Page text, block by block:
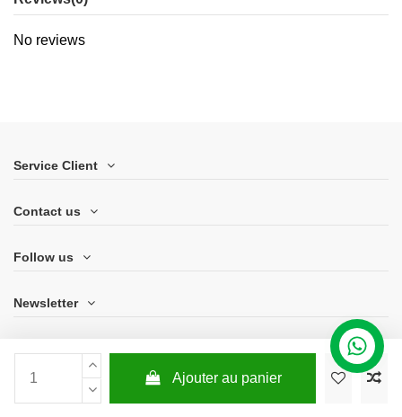
Ajouter au panier
No reviews
Service Client
Contact us
Follow us
Newsletter